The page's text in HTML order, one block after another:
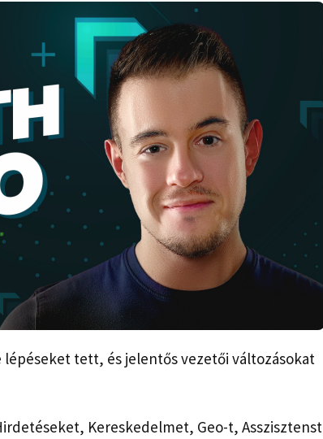
lépéseket tett, és jelentős vezetői változásokat
Kereskedelmet, Geo-t, Asszisztenst